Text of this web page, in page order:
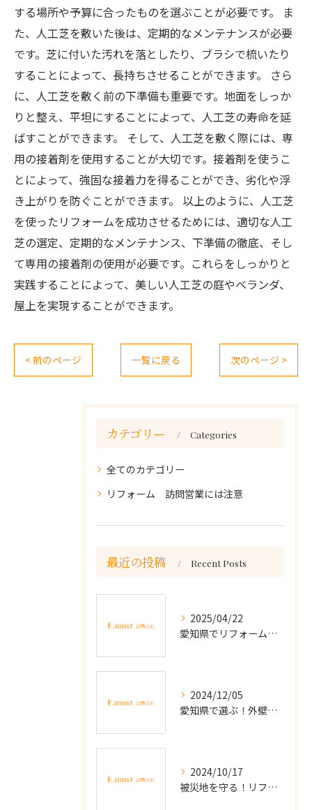
する場所や予算に合ったものを選ぶことが必要です。 ま
た、人工芝を敷いた後は、定期的なメンテナンスが必要
です。芝に付いた汚れを落としたり、ブラシで梳いたり
することによって、長持ちさせることができます。 さら
に、人工芝を敷く前の下準備も重要です。地面をしっか
りと整え、平坦にすることによって、人工芝の寿命を延
ばすことができます。 そして、人工芝を敷く際には、専
用の接着剤を使用することが大切です。接着剤を使うこ
とによって、強固な接着力を得ることができ、劣化や浮
き上がりを防ぐことができます。 以上のように、人工芝
を使ったリフォームを成功させるためには、適切な人工
芝の選定、定期的なメンテナンス、下準備の徹底、そし
て専用の接着剤の使用が必要です。これらをしっかりと
実践することによって、美しい人工芝の庭やベランダ、
屋上を実現することができます。
< 前のページ 一覧に戻る 次のページ >
カテゴリー Categories
全てのカテゴリー
リフォーム 訪問営業には注意
最近の投稿 Recent Posts
2025/04/22
愛知県でリフォーム訪問営業に注意！悪徳業者の見分け方と対策
2024/12/05
愛知県で選ぶ！外壁の洗浄と塗装の違い徹底解説
2024/10/17
被災地を守る！リフォーム詐欺から家を守るための実践的な防止法